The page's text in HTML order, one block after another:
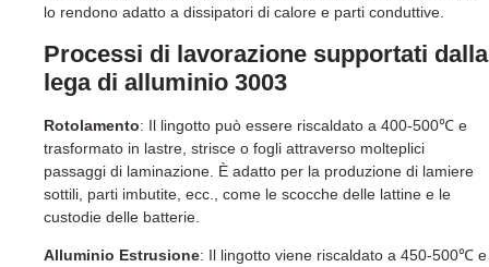
lo rendono adatto a dissipatori di calore e parti conduttive.
Processi di lavorazione supportati dalla
lega di alluminio 3003
Rotolamento: Il lingotto può essere riscaldato a 400-500℃ e
trasformato in lastre, strisce o fogli attraverso molteplici
passaggi di laminazione. È adatto per la produzione di lamiere
sottili, parti imbutite, ecc., come le scocche delle lattine e le
custodie delle batterie.
Alluminio Estrusione: Il lingotto viene riscaldato a 450-500℃ e